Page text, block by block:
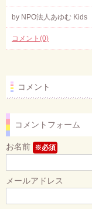
by NPO法人あゆむ Kids
コメント(0)
コメント
コメントフォーム
お名前 ※必須
メールアドレス